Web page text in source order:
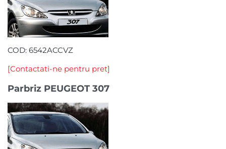
COD: 6542ACCVZ
[Contactati-ne pentru pret]
Parbriz PEUGEOT 307